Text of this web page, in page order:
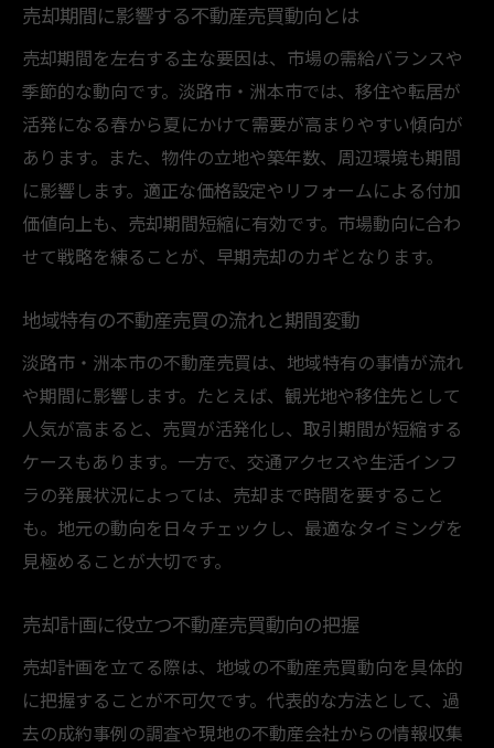
売却期間に影響する不動産売買動向とは
売却期間を左右する主な要因は、市場の需給バランスや
季節的な動向です。淡路市・洲本市では、移住や転居が
活発になる春から夏にかけて需要が高まりやすい傾向が
あります。また、物件の立地や築年数、周辺環境も期間
に影響します。適正な価格設定やリフォームによる付加
価値向上も、売却期間短縮に有効です。市場動向に合わ
せて戦略を練ることが、早期売却のカギとなります。
地域特有の不動産売買の流れと期間変動
淡路市・洲本市の不動産売買は、地域特有の事情が流れ
や期間に影響します。たとえば、観光地や移住先として
人気が高まると、売買が活発化し、取引期間が短縮する
ケースもあります。一方で、交通アクセスや生活インフ
ラの発展状況によっては、売却まで時間を要すること
も。地元の動向を日々チェックし、最適なタイミングを
見極めることが大切です。
売却計画に役立つ不動産売買動向の把握
売却計画を立てる際は、地域の不動産売買動向を具体的
に把握することが不可欠です。代表的な方法として、過
去の成約事例の調査や現地の不動産会社からの情報収集